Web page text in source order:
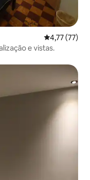
4,77 de uma
4,77 (77)
e vistas.